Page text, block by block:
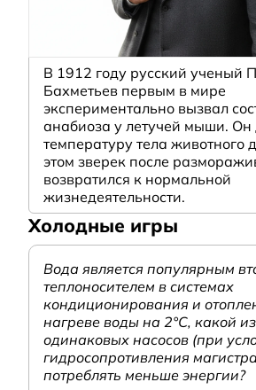
В 1912 году русский ученый
Бахметьев первым в мире
экспериментально вызвал
анабиоза у летучей мыши. Он
температуру тела животного
этом зверек после
возвратился к нормальной
жизнедеятельности.
Холодные игры
Вода является популярным
теплоносителем в системах
кондиционирования и
нагреве воды на 2°С, какой
одинаковых насосов (при
гидросопротивления
потреблять меньше энергии?